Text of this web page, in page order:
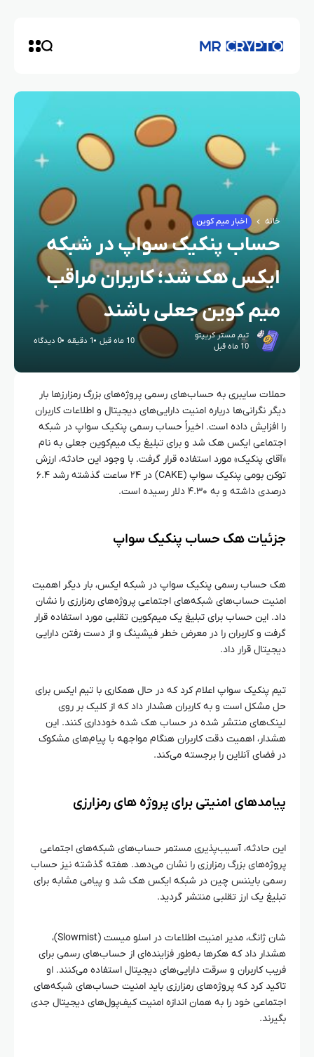
خانه اخبار میم کوین
حساب پنکیک‌ سواپ در شبکه
ایکس هک شد؛ کاربران مراقب
میم‌ کوین جعلی باشند
تیم مستر کریپتو
10 ماه قبل
10 ماه قبل 1 دقیقه 0 دیدگاه
حملات سایبری به حساب‌های رسمی پروژه‌های بزرگ رمزارزها بار
دیگر نگرانی‌ها درباره امنیت دارایی‌های دیجیتال و اطلاعات کاربران
را افزایش داده است. اخیراً حساب رسمی پنکیک‌ سواپ در شبکه
اجتماعی ایکس هک شد و برای تبلیغ یک میم‌کوین جعلی به نام
«آقای پنکیک» مورد استفاده قرار گرفت. با وجود این حادثه، ارزش
توکن بومی پنکیک‌ سواپ (CAKE) در ۲۴ ساعت گذشته رشد ۶.۴
درصدی داشته و به ۴.۳۰ دلار رسیده است.
جزئیات هک حساب پنکیک‌ سواپ
هک حساب رسمی پنکیک‌ سواپ در شبکه ایکس، بار دیگر اهمیت
امنیت حساب‌های شبکه‌های اجتماعی پروژه‌های رمزارزی را نشان
داد. این حساب برای تبلیغ یک میم‌کوین تقلبی مورد استفاده قرار
گرفت و کاربران را در معرض خطر فیشینگ و از دست رفتن دارایی
دیجیتال قرار داد.
تیم پنکیک‌ سواپ اعلام کرد که در حال همکاری با تیم ایکس برای
حل مشکل است و به کاربران هشدار داد که از کلیک بر روی
لینک‌های منتشر شده در حساب هک شده خودداری کنند. این
هشدار، اهمیت دقت کاربران هنگام مواجهه با پیام‌های مشکوک
در فضای آنلاین را برجسته می‌کند.
پیامدهای امنیتی برای پروژه‌ های رمزارزی
این حادثه، آسیب‌پذیری مستمر حساب‌های شبکه‌های اجتماعی
پروژه‌های بزرگ رمزارزی را نشان می‌دهد. هفته گذشته نیز حساب
رسمی بایننس چین در شبکه ایکس هک شد و پیامی مشابه برای
تبلیغ یک ارز تقلبی منتشر گردید.
شان ژانگ، مدیر امنیت اطلاعات در اسلو میست (Slowmist)،
هشدار داد که هکرها به‌طور فزاینده‌ای از حساب‌های رسمی برای
فریب کاربران و سرقت دارایی‌های دیجیتال استفاده می‌کنند. او
تاکید کرد که پروژه‌های رمزارزی باید امنیت حساب‌های شبکه‌های
اجتماعی خود را به همان اندازه امنیت کیف‌پول‌های دیجیتال جدی
بگیرند.